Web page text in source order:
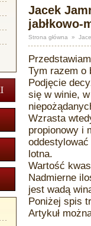
Jacek
jabłkowo-
Strona główna »
Tym razem o
Podjęcie
się w winie,
Wzrasta
propionowy i
lotna.
Wartość
Nadmierne
jest wadą
Poniżej spis
Artykuł